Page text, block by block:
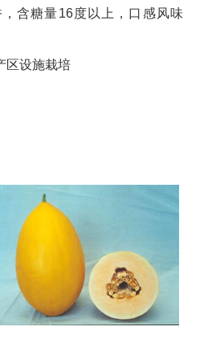
含糖量16度以上，口感风味
区设施栽培